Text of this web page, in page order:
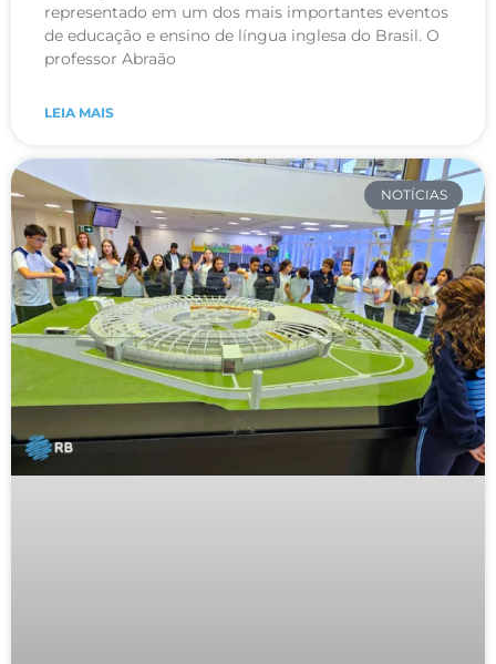
representado em um dos mais importantes eventos
de educação e ensino de língua inglesa do Brasil. O
professor Abraão
LEIA MAIS
NOTÍCIAS